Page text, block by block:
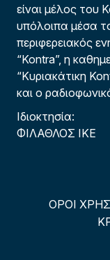
είναι μέλος του
υπόλοιπα μέσα
περιφερειακός
“Kontra”, η
“Κυριακάτικη
και ο
Ιδιοκτησία:
ΦΙΛΑΘΛΟΣ ΙΚΕ
ΟΡΟΙ